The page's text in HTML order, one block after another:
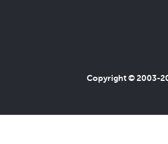
Copyright © 2003-